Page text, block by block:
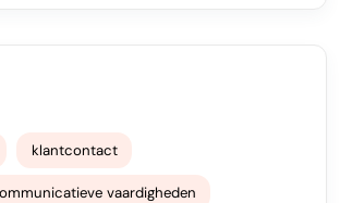
klantcontact
vaardigheden